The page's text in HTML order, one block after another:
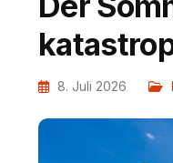
8. Juli 2026